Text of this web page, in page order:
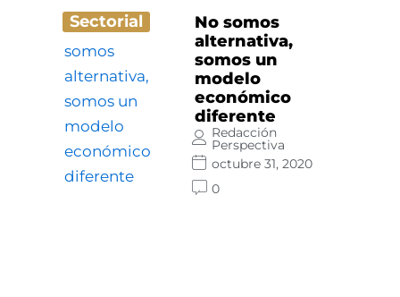
Sectorial
No somos
alternativa,
somos un
modelo
económico
diferente
Redacción
Perspectiva
octubre 31, 2020
0